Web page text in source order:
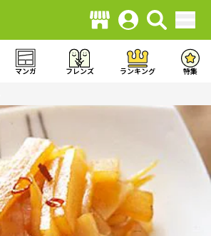
マンガ フレンズ ランキング 特集